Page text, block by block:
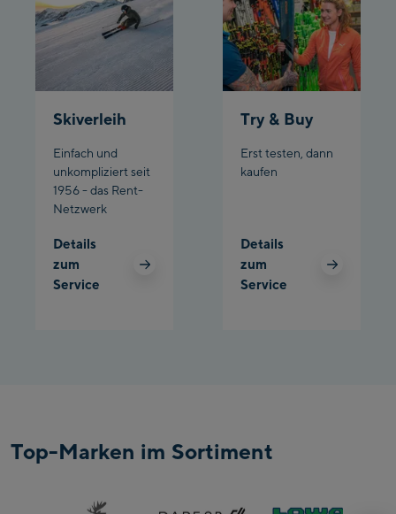
Skiverleih
Einfach und
unkompliziert seit
1956 - das Rent-
Netzwerk
Details
zum
Service
Try & Buy
Erst testen, dann
kaufen
Details
zum
Service
Top-Marken im Sortiment